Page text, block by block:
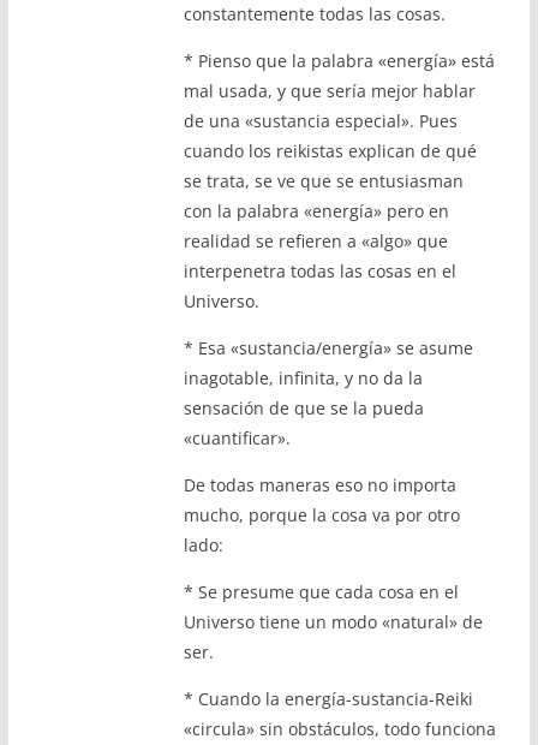
constantemente todas las cosas.
* Pienso que la palabra «energía» está
mal usada, y que sería mejor hablar
de una «sustancia especial». Pues
cuando los reikistas explican de qué
se trata, se ve que se entusiasman
con la palabra «energía» pero en
realidad se refieren a «algo» que
interpenetra todas las cosas en el
Universo.
* Esa «sustancia/energía» se asume
inagotable, infinita, y no da la
sensación de que se la pueda
«cuantificar».
De todas maneras eso no importa
mucho, porque la cosa va por otro
lado:
* Se presume que cada cosa en el
Universo tiene un modo «natural» de
ser.
* Cuando la energía-sustancia-Reiki
«circula» sin obstáculos, todo funciona